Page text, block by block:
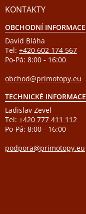
KONTAKTY
OBCHODNÍ INFORMACE
David Bláha
Tel: +420 602 174 567
Po-Pá: 8:00 - 16:00
obchod@primotopy.eu
TECHNICKÉ INFORMACE
Ladislav Zevel
Tel: +420 777 411 112
Po-Pá: 8:00 - 16:00
podpora@primotopy.eu